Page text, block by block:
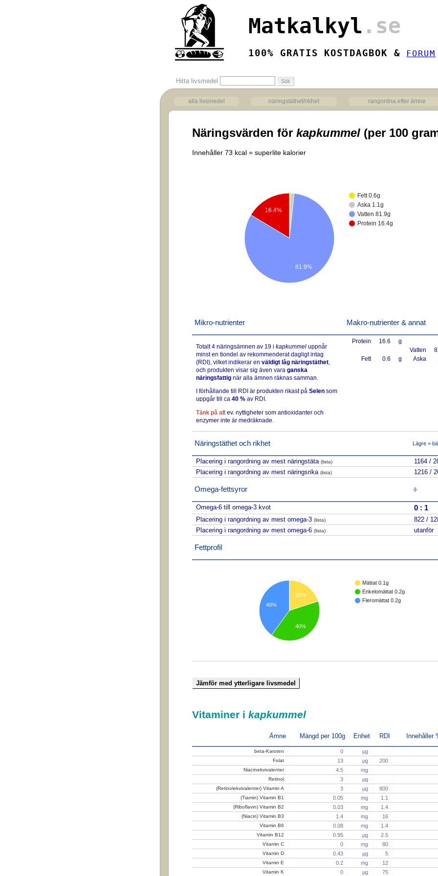
Matkalkyl .se
100% GRATIS KOSTDAGBOK & FORUM
Hitta livsmedel
alla livsmedel näringstäthet/rikhet rangordna efter ämne
Näringsvärden för kapkummel (per 100
Innehåller 73 kcal = superlite kalorier
Fett 0.6g
Aska 1.1g
Vatten 81.9g
Protein 16.4g
16.4%
81.9%
Mikro-nutrienter Makro-nutrienter & annat
Totalt 4 näringsämnen av 19 i kapkummel uppnår
minst en tiondel av rekommenderat dagligt intag
(RDI), vilket indikerar en väldigt låg näringstäthet
och produkten visar sig även vara ganska
näringsfattig när alla ämnen räknas samman.
I förhållande till RDI är produkten rikast på Selen som
uppgår till ca 40 % av RDI.
Tänk på attev. nyttigheter som antioxidanter och
enzymer inte är medräknade.
Protein 16.6
g
Vatten
Fett
0.6 g Aska
Näringstäthet och rikhet Lägre =
Placering i rangordning av mest näringstäta (lista)
1164 /
Placering i rangordning av mest näringsrika (lista) 1216 /
Omega-fettsyror -||-
Omega-6 till omega-3 kvot 0 : 1
Placering i rangordning av mest omega-3 (lista)
822 /
Placering i rangordning av mest omega-6 (lista) utanför
Fettprofil
Mättat 0.1g
Enkelomättat 0.2g
Fleromättat 0.2g
20%
40%
40%
Vitaminer i kapkummel
Ämne Mängd per 100g Enhet RDI Innehåller
beta-Karoten 0 µg
Folat 13 µg 200
Niacinekvivalenter 4.5 mg
Retinol 3 µg
(Retinolekvivalenter) Vitamin A 3 µg 800
(Tiamin) Vitamin B1 0.05 mg 1.1
(Riboflavin) Vitamin B2 0.03 mg 1.4
(Niacin) Vitamin B3 1.4 mg 16
Vitamin B6 0.08 mg 1.4
Vitamin B12 0.95 µg 2.5
Vitamin C 0 mg 80
Vitamin D 0.43 µg 5
Vitamin E 0.2 mg 12
Vitamin K 0 µg 75